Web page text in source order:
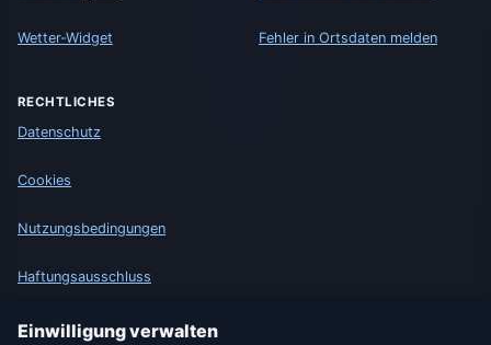
Wetter-Widget Fehler in Ortsdaten melden
RECHTLICHES
Datenschutz
Cookies
Nutzungsbedingungen
Haftungsausschluss
Impressum
Einwilligung verwalten